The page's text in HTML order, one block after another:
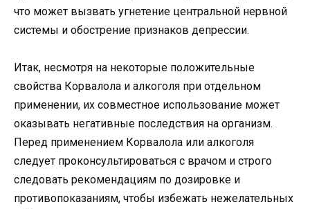
что может вызвать угнетение центральной нервной
системы и обострение признаков депрессии.
Итак, несмотря на некоторые положительные
свойства Корвалола и алкоголя при отдельном
применении, их совместное использование может
оказывать негативные последствия на организм.
Перед применением Корвалола или алкоголя
следует проконсультироваться с врачом и строго
следовать рекомендациям по дозировке и
противопоказаниям, чтобы избежать нежелательных